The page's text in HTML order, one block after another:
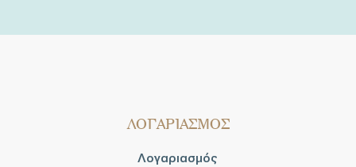
ΛΟΓΑΡΙΑΣΜΟΣ
Λογαριασμός